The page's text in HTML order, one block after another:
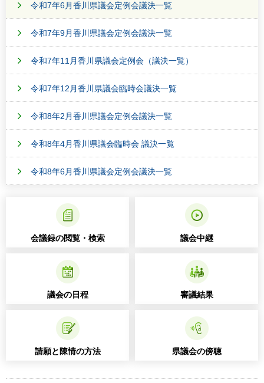
令和7年6月香川県議会定例会議決一覧
令和7年9月香川県議会定例会議決一覧
令和7年11月香川県議会定例会（議決一覧）
令和7年12月香川県議会臨時会議決一覧
令和8年2月香川県議会定例会議決一覧
令和8年4月香川県議会臨時会 議決一覧
令和8年6月香川県議会定例会議決一覧
会議録の閲覧・検索 議会中継
議会の日程 審議結果
請願と陳情の方法 県議会の傍聴